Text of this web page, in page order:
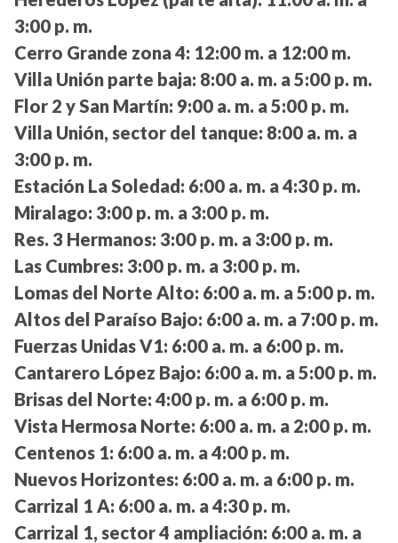
3:00 p. m.
Cerro Grande zona 4: 12:00 m. a 12:00 m.
Villa Unión parte baja: 8:00 a. m. a 5:00 p. m.
Flor 2 y San Martín: 9:00 a. m. a 5:00 p. m.
Villa Unión, sector del tanque: 8:00 a. m. a
3:00 p. m.
Estación La Soledad: 6:00 a. m. a 4:30 p. m.
Miralago: 3:00 p. m. a 3:00 p. m.
Res. 3 Hermanos: 3:00 p. m. a 3:00 p. m.
Las Cumbres: 3:00 p. m. a 3:00 p. m.
Lomas del Norte Alto: 6:00 a. m. a 5:00 p. m.
Altos del Paraíso Bajo: 6:00 a. m. a 7:00 p. m.
Fuerzas Unidas V1: 6:00 a. m. a 6:00 p. m.
Cantarero López Bajo: 6:00 a. m. a 5:00 p. m.
Brisas del Norte: 4:00 p. m. a 6:00 p. m.
Vista Hermosa Norte: 6:00 a. m. a 2:00 p. m.
Centenos 1: 6:00 a. m. a 4:00 p. m.
Nuevos Horizontes: 6:00 a. m. a 6:00 p. m.
Carrizal 1 A: 6:00 a. m. a 4:30 p. m.
Carrizal 1, sector 4 ampliación: 6:00 a. m. a